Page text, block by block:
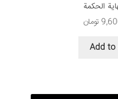
الحکمة
تومان
Add to